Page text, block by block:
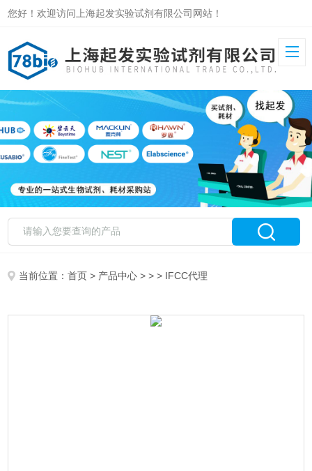
您好！欢迎访问上海起发实验试剂有限公司网站！
当前位置：首页 > 产品中心 > > > IFCC代理